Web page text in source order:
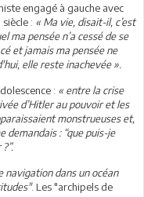
engagé à gauche avec
: « Ma vie, disait-il, c’est
ma pensée n’a cessé de se
et jamais ma pensée ne
elle reste inachevée ».
: « entre la crise
d’Hitler au pouvoir et les
monstrueuses et,
demandais : “que puis-je
navigation dans un océan
. Les "archipels de